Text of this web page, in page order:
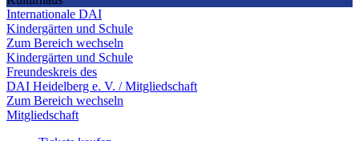
Internationale DAI
Kindergärten und Schule
Zum Bereich wechseln
Kindergärten und Schule
Freundeskreis des
DAI Heidelberg e. V. / Mitgliedschaft
Zum Bereich wechseln
Mitgliedschaft